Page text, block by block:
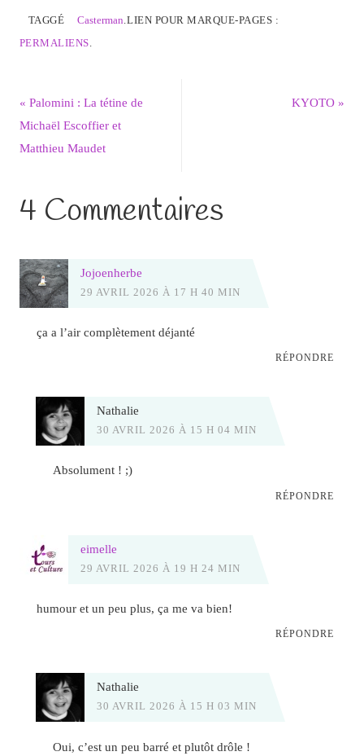
TAGGÉ Casterman LIEN POUR MARQUE-PAGES :
PERMALIENS
« Palomini : La tétine de
Michaël Escoffier et
Matthieu Maudet
KYOTO»
4 Commentaires
Jojoenherbe
29 AVRIL 2026 À 17 H 40 MIN
ça a l’air complètement déjanté
RÉPONDRE
Nathalie
30 AVRIL 2026 À 15 H 04 MIN
Absolument ! ;)
RÉPONDRE
eimelle
29 AVRIL 2026 À 19 H 24 MIN
humour et un peu plus, ça me va bien!
RÉPONDRE
Nathalie
30 AVRIL 2026 À 15 H 03 MIN
Oui, c’est un peu barré et plutôt drôle !